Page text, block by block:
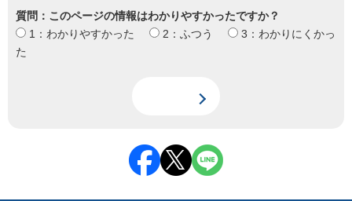
質問：このページの情報はわかりやすかったですか？
1：わかりやすかった
2：ふつう
3：わかりにくかっ
た